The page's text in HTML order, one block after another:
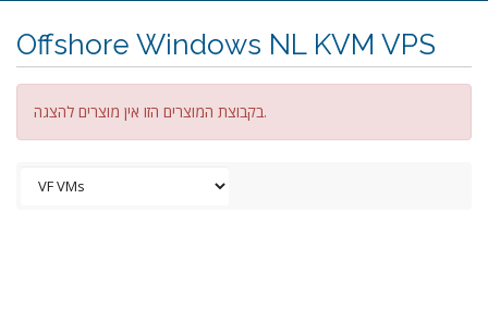
Offshore Windows NL KVM VPS
בקבוצת המוצרים הזו אין מוצרים להצגה.